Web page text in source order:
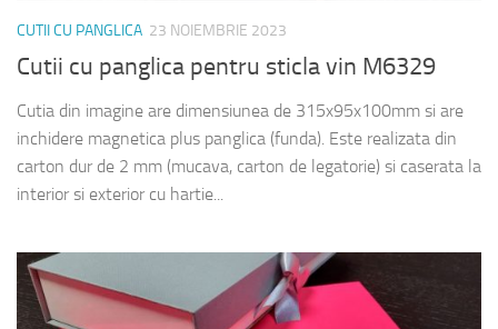
CUTII CU PANGLICA 23 NOIEMBRIE 2023
Cutii cu panglica pentru sticla vin M6329
Cutia din imagine are dimensiunea de 315x95x100mm si are
inchidere magnetica plus panglica (funda). Este realizata din
carton dur de 2 mm (mucava, carton de legatorie) si caserata la
interior si exterior cu hartie...